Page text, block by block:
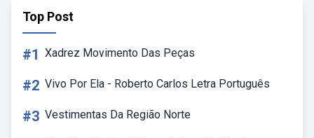
Top Post
#1 Xadrez Movimento Das Peças
#2 Vivo Por Ela - Roberto Carlos Letra Português
#3 Vestimentas Da Região Norte